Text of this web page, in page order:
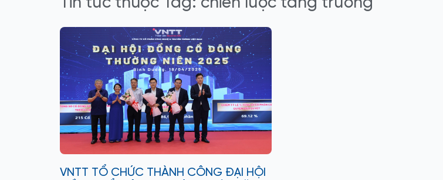
Tin tức thuộc Tag: chiến lược tăng trưởng
VNTT TỔ CHỨC THÀNH CÔNG ĐẠI HỘI